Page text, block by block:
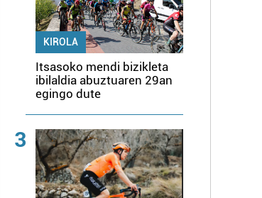
KIROLA
Itsasoko mendi bizikleta
ibilaldia abuztuaren 29an
egingo dute
3